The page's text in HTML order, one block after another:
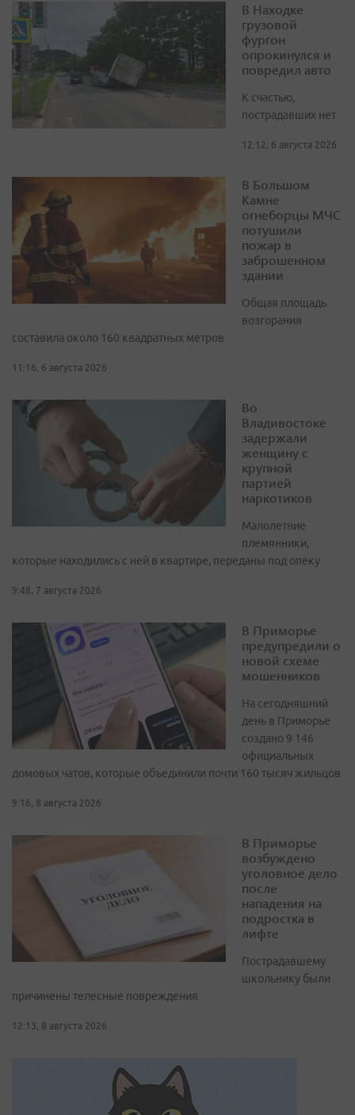
В Находке
грузовой
фургон
опрокинулся и
повредил авто
К счастью,
пострадавших нет
12:12, 6 августа 2026
В Большом
Камне
огнеборцы МЧС
потушили
пожар в
заброшенном
здании
Общая площадь
возгорания
составила около 160 квадратных метров
11:16, 6 августа 2026
Во
Владивостоке
задержали
женщину с
крупной
партией
наркотиков
Малолетние
племянники,
которые находились с ней в квартире, переданы под опеку
9:48, 7 августа 2026
В Приморье
предупредили о
новой схеме
мошенников
На сегодняшний
день в Приморье
создано 9 146
официальных
домовых чатов, которые объединили почти 160 тысяч жильцов
9:16, 8 августа 2026
В Приморье
возбуждено
уголовное дело
после
нападения на
подростка в
лифте
Пострадавшему
школьнику были
причинены телесные повреждения
12:13, 8 августа 2026